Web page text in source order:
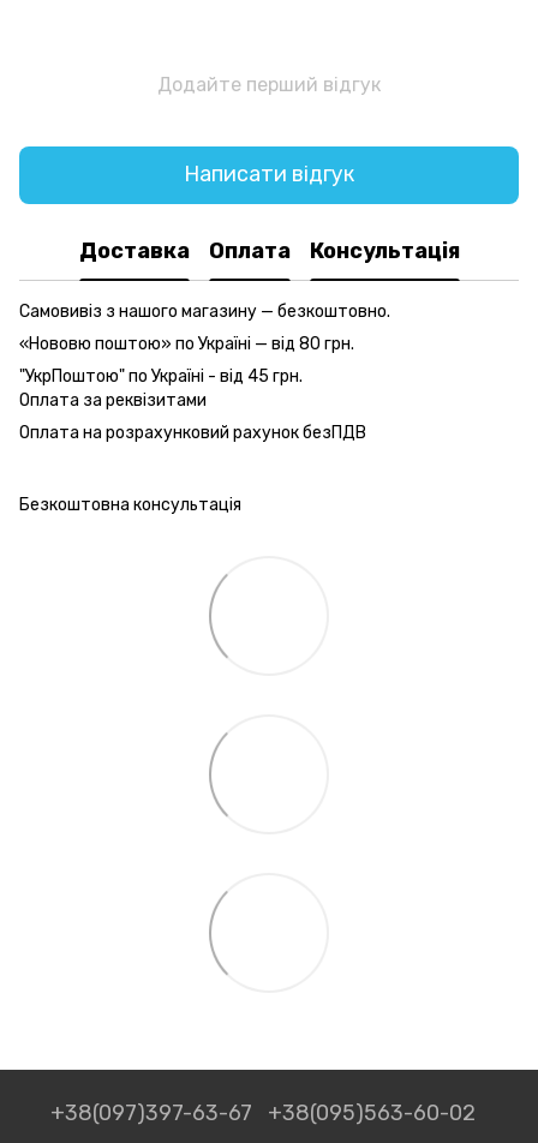
Додайте перший відгук
Написати відгук
Доставка Оплата Консультація
Самовивіз з нашого магазину — безкоштовно.
«Нововю поштою» по Україні — від 80 грн.
"УкрПоштою" по Україні - від 45 грн.
Оплата за реквізитами
Оплата на розрахунковий рахунок безПДВ
Безкоштовна консультація
+38(097)397-63-67 +38(095)563-60-02